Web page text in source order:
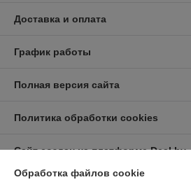
Доставка и оплата
График работы
Полная версия сайта
Политика обработки cookies
Сайт создан на платформе Deal.by
Обработка файлов cookie